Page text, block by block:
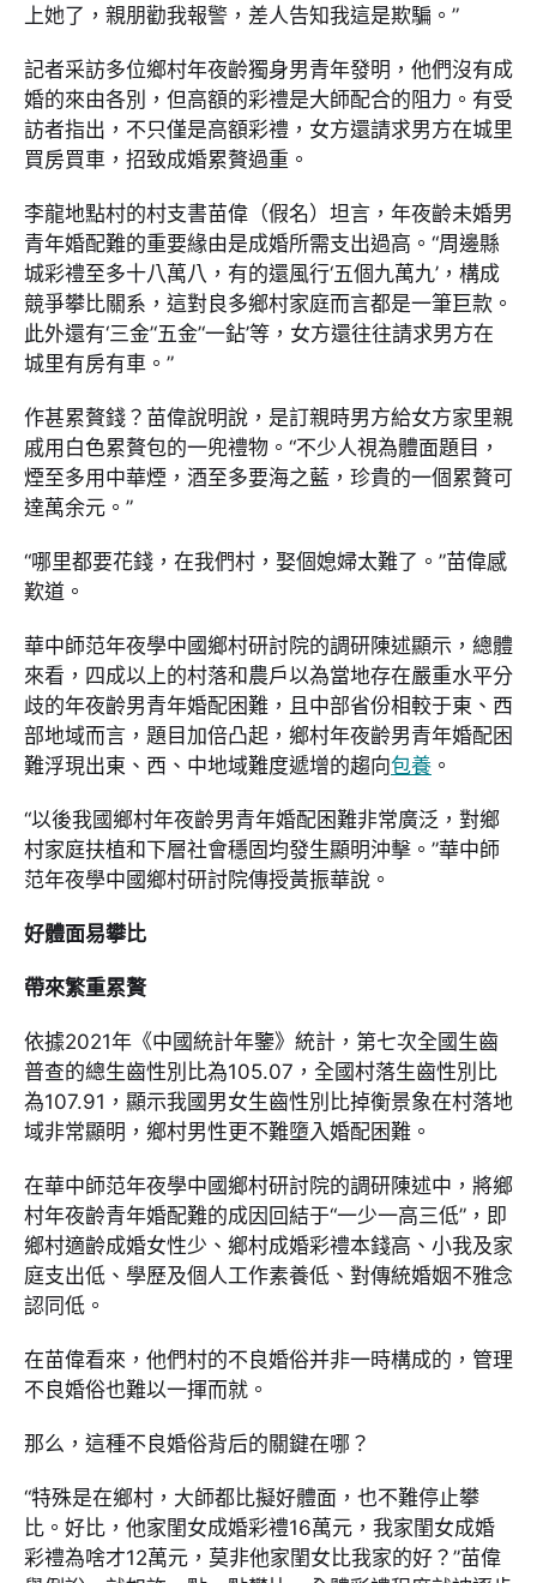
上她了，親朋勸我報警，差人告知我這是欺騙。”
記者采訪多位鄉村年夜齡獨身男青年發明，他們沒有成
婚的來由各別，但高額的彩禮是大師配合的阻力。有受
訪者指出，不只僅是高額彩禮，女方還請求男方在城里
買房買車，招致成婚累贅過重。
李龍地點村的村支書苗偉（假名）坦言，年夜齡未婚男
青年婚配難的重要緣由是成婚所需支出過高。“周邊縣
城彩禮至多十八萬八，有的還風行‘五個九萬九’，構成
競爭攀比關系，這對良多鄉村家庭而言都是一筆巨款。
此外還有‘三金’‘五金’‘一鉆’等，女方還往往請求男方在
城里有房有車。”
作甚累贅錢？苗偉說明說，是訂親時男方給女方家里親
戚用白色累贅包的一兜禮物。“不少人視為體面題目，
煙至多用中華煙，酒至多要海之藍，珍貴的一個累贅可
達萬余元。”
“哪里都要花錢，在我們村，娶個媳婦太難了。”苗偉感
歎道。
華中師范年夜學中國鄉村研討院的調研陳述顯示，總體
來看，四成以上的村落和農戶以為當地存在嚴重水平分
歧的年夜齡男青年婚配困難，且中部省份相較于東、西
部地域而言，題目加倍凸起，鄉村年夜齡男青年婚配困
難浮現出東、西、中地域難度遞增的趨向包養 。
“以後我國鄉村年夜齡男青年婚配困難非常廣泛，對鄉
村家庭扶植和下層社會穩固均發生顯明沖擊。”華中師
范年夜學中國鄉村研討院傳授黃振華說。
好體面易攀比
帶來繁重累贅
依據2021年《中國統計年鑒》統計，第七次全國生齒
普查的總生齒性別比為105.07，全國村落生齒性別比
為107.91，顯示我國男女生齒性別比掉衡景象在村落地
域非常顯明，鄉村男性更不難墮入婚配困難。
在華中師范年夜學中國鄉村研討院的調研陳述中，將鄉
村年夜齡青年婚配難的成因回結于“一少一高三低”，即
鄉村適齡成婚女性少、鄉村成婚彩禮本錢高、小我及家
庭支出低、學歷及個人工作素養低、對傳統婚姻不雅念
認同低。
在苗偉看來，他們村的不良婚俗并非一時構成的，管理
不良婚俗也難以一揮而就。
那么，這種不良婚俗背后的關鍵在哪？
“特殊是在鄉村，大師都比擬好體面，也不難停止攀
比。好比，他家閨女成婚彩禮16萬元，我家閨女成婚
彩禮為啥才12萬元，莫非他家閨女比我家的好？”苗偉